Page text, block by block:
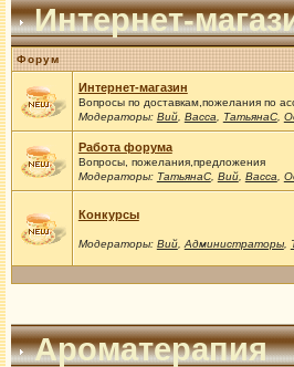
Интернет-
Форум
Интернет-магазин
Вопросы по доставкам,пожелания по
Модераторы: Вий, Васса ТатьянаС,
Работа форума
Вопросы, пожелания,предложения
Модераторы: ТатьянаС, Вий, Васса
Конкурсы
Модераторы: Вий, Администраторы,
Ароматерапия